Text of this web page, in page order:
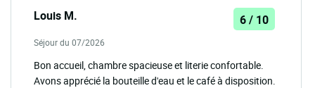
Louis M. 6 / 10
Séjour du 07/2026
Bon accueil, chambre spacieuse et literie confortable.
Avons apprécié la bouteille d'eau et le café à disposition.